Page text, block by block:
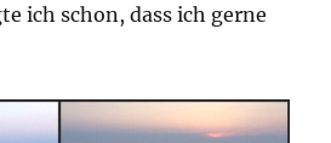
ich schon, dass ich gerne